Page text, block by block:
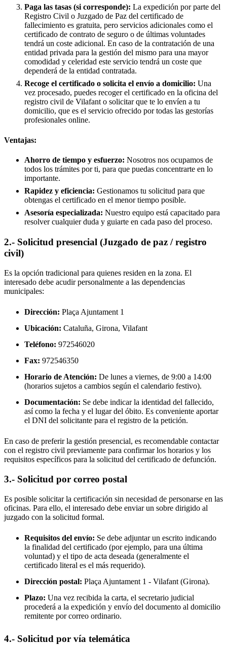
Paga las tasas (si corresponde): La expedición por parte del
Registro Civil o Juzgado de Paz del certificado de
fallecimiento es gratuita, pero servicios adicionales como el
certificado de contrato de seguro o de últimas voluntades
tendrá un coste adicional. En caso de la contratación de una
entidad privada para la gestión del mismo para una mayor
comodidad y celeridad este servicio tendrá un coste que
dependerá de la entidad contratada.
Recoge el certificado o solicita el envío a domicilio: Una
vez procesado, puedes recoger el certificado en la oficina del
registro civil de Vilafanto solicitar que te lo envíen a tu
domicilio, que es el servicio ofrecido por todas las gestorías
profesionales online.
Ventajas:
Ahorro de tiempo y esfuerzo: Nosotros nos ocupamos de
todos los trámites por ti, para que puedas concentrarte en lo
importante.
Rapidez y eficiencia: Gestionamos tu solicitud para que
obtengas el certificado en el menor tiempo posible.
Asesoría especializada: Nuestro equipo está capacitado para
resolver cualquier duda y guiarte en cada paso del proceso.
2.- Solicitud presencial (Juzgado de paz / registro
civil)
Es la opción tradicional para quienes residen en la zona. El
interesado debe acudir personalmente a las dependencias
municipales:
Dirección: Plaça Ajuntament 1
Ubicación: Cataluña, Girona, Vilafant
Teléfono: 972546020
Fax: 972546350
Horario de Atención: De lunes a viernes, de 9:00 a 14:00
(horarios sujetos a cambios según el calendario festivo).
Documentación: Se debe indicar la identidad del fallecido,
así como la fecha y el lugar del óbito. Es conveniente aportar
el DNI del solicitante para el registro de la petición.
En caso de preferir la gestión presencial, es recomendable contactar
con el registro civil previamente para confirmar los horarios y los
requisitos específicos para la solicitud del certificado de defunción.
3.- Solicitud por correo postal
Es posible solicitar la certificación sin necesidad de personarse en las
oficinas. Para ello, el interesado debe enviar un sobre dirigido al
juzgado con la solicitud formal.
Requisitos del envío: Se debe adjuntar un escrito indicando
la finalidad del certificado (por ejemplo, para una última
voluntad) y el tipo de acta deseada (generalmente el
certificado literal es el más requerido).
Dirección postal: Plaça Ajuntament 1 - Vilafant (Girona).
Plazo: Una vez recibida la carta, el secretario judicial
procederá a la expedición y envío del documento al domicilio
remitente por correo ordinario.
4.- Solicitud por vía telemática